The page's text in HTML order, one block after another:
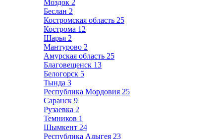
Моздок 2
Беслан 2
Костромская область 25
Кострома 12
Шарья 2
Мантурово 2
Амурская область 25
Благовещенск 13
Белогорск 5
Тында 3
Республика Мордовия 25
Саранск 9
Рузаевка 2
Темников 1
Шымкент 24
Республика Адыгея 23